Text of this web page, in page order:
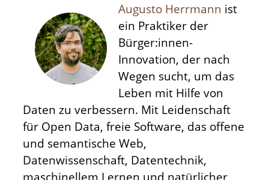
Augusto Herrmann ist
ein Praktiker der
Bürger:innen-
Innovation, der nach
Wegen sucht, um das
Leben mit Hilfe von
Daten zu verbessern. Mit Leidenschaft
für Open Data, freie Software, das offene
und semantische Web,
Datenwissenschaft, Datentechnik,